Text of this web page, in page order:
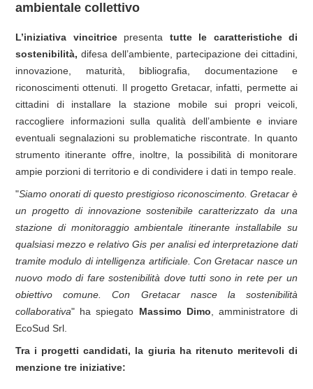
ambientale collettivo
L’iniziativa vincitrice presenta tutte le caratteristiche di
sostenibilità, difesa dell’ambiente, partecipazione dei cittadini,
innovazione, maturità, bibliografia, documentazione e
riconoscimenti ottenuti. Il progetto Gretacar, infatti, permette ai
cittadini di installare la stazione mobile sui propri veicoli,
raccogliere informazioni sulla qualità dell’ambiente e inviare
eventuali segnalazioni su problematiche riscontrate. In quanto
strumento itinerante offre, inoltre, la possibilità di monitorare
ampie porzioni di territorio e di condividere i dati in tempo reale.
"Siamo onorati di questo prestigioso riconoscimento. Gretacar è
un progetto di innovazione sostenibile caratterizzato da una
stazione di monitoraggio ambientale itinerante installabile su
qualsiasi mezzo e relativo Gis per analisi ed interpretazione dati
tramite modulo di intelligenza artificiale. Con Gretacar nasce un
nuovo modo di fare sostenibilità dove tutti sono in rete per un
obiettivo comune. Con Gretacar nasce la sostenibilità
collaborativa" ha spiegato Massimo Dimo , amministratore di
EcoSud Srl.
Tra i progetti candidati, la giuria ha ritenuto meritevoli di
menzione tre iniziative: